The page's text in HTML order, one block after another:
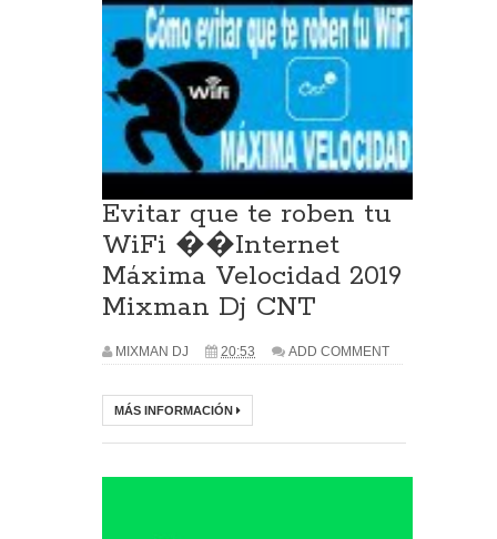
Evitar que te roben tu
WiFi ��Internet
Máxima Velocidad 2019
Mixman Dj CNT
MIXMAN DJ 20:53 ADD COMMENT
MÁS INFORMACIÓN